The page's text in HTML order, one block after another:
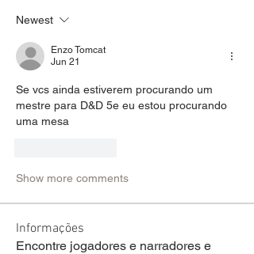
Newest
Enzo Tomcat
Jun 21
Se vcs ainda estiverem procurando um
mestre para D&D 5e eu estou procurando
uma mesa
Show more comments
Informações
Encontre jogadores e narradores e